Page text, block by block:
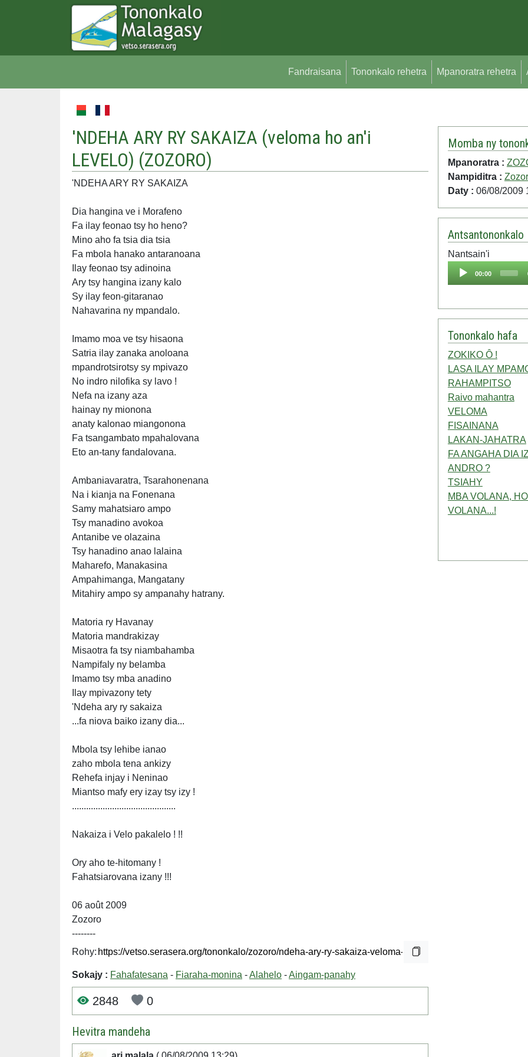
Fandraisana Tononkalo rehetra Mpanoratra rehetra
'NDEHA ARY RY SAKAIZA (veloma ho an'i
LEVELO) (ZOZORO)
'NDEHA ARY RY SAKAIZA
Dia hangina ve i Morafeno
Fa ilay feonao tsy ho heno?
Mino aho fa tsia dia tsia
Fa mbola hanako antaranoana
Ilay feonao tsy adinoina
Ary tsy hangina izany kalo
Sy ilay feon-gitaranao
Nahavarina ny mpandalo.
Imamo moa ve tsy hisaona
Satria ilay zanaka anoloana
mpandrotsirotsy sy mpivazo
No indro nilofika sy lavo !
Nefa na izany aza
hainay ny mionona
anaty kalonao miangonona
Fa tsangambato mpahalovana
Eto an-tany fandalovana.
Ambaniavaratra, Tsarahonenana
Na i kianja na Fonenana
Samy mahatsiaro ampo
Tsy manadino avokoa
Antanibe ve olazaina
Tsy hanadino anao lalaina
Maharefo, Manakasina
Ampahimanga, Mangatany
Mitahiry ampo sy ampanahy hatrany.
Matoria ry Havanay
Matoria mandrakizay
Misaotra fa tsy niambahamba
Nampifaly ny belamba
Imamo tsy mba anadino
Ilay mpivazony tety
'Ndeha ary ry sakaiza
...fa niova baiko izany dia...
Mbola tsy lehibe ianao
zaho mbola tena ankizy
Rehefa injay i Neninao
Miantso mafy ery izay tsy izy !
............................................
Nakaiza i Velo pakalelo ! !!
Ory aho te-hitomany !
Fahatsiarovana izany !!!
06 août 2009
Zozoro
--------
Rohy:
Sokajy : Fahafatesana - Fiaraha-monina -Alahelo -Aingam-panahy
2848 0
Hevitra mandeha
Momba ny
Mpanoratra :
Nampiditra :
Daty : 06/08/2009
Antsantononkalo
Nantsain'i
Audio
00:00
Tononkalo hafa
ZOKIKO Ô !
LASA ILAY
RAHAMPITSO
Raivo mahantra
VELOMA
FISAINANA
LAKAN-JAHATRA
FA ANGAHA DIA
ANDRO ?
TSIAHY
MBA VOLANA,
VOLANA...!